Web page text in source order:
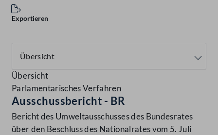
Exportieren
Übersicht
Parlamentarisches Verfahren
Ausschussbericht - BR
Bericht des Umweltausschusses des Bundesrates
über den Beschluss des Nationalrates vom 5. Juli